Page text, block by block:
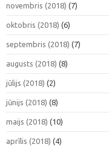
novembris (2018) (7)
oktobris (2018) (6)
septembris (2018) (7)
augusts (2018) (8)
jūlijs (2018) (2)
jūnijs (2018) (8)
maijs (2018) (10)
aprīlis (2018) (4)